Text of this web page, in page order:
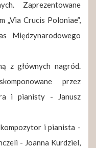
Zaprezentowane
„Via Crucis Poloniae”,
Międzynarodowego
z głównych nagród.
przez
i pianisty - Janusz
i pianista -
- Joanna Kurdziel,